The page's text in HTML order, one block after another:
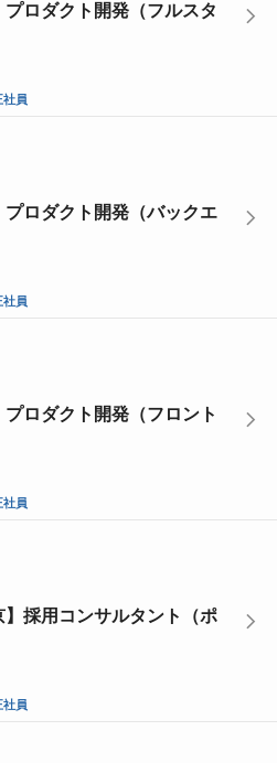
プロダクト開発（フルスタ
社員
プロダクト開発（バックエ
社員
プロダクト開発（フロント
社員
】採用コンサルタント（ポ
社員